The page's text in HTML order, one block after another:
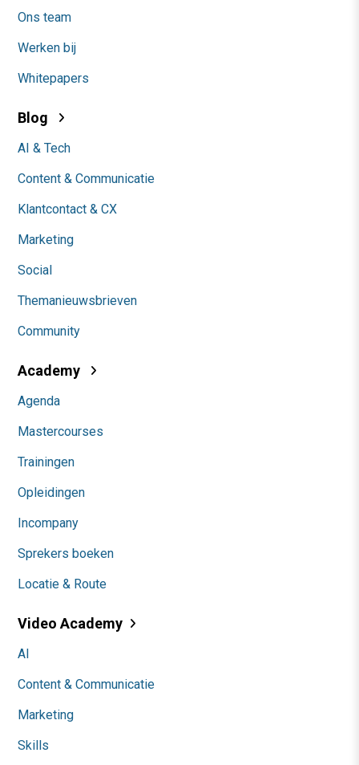
Ons team
Werken bij
Whitepapers
Blog
AI & Tech
Content & Communicatie
Klantcontact & CX
Marketing
Social
Themanieuwsbrieven
Community
Academy
Agenda
Mastercourses
Trainingen
Opleidingen
Incompany
Sprekers boeken
Locatie & Route
Video Academy
AI
Content & Communicatie
Marketing
Skills